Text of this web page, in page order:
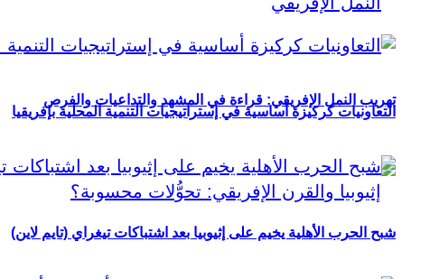
تهريب النمل الإفريقي: قراءة في المشهد والتداعيات والفرص
التعاونيات كركيزة أساسية في إستراتيجيات التنمية المحلية بإفريقيا
شبح الحرب الأهلية يخيم على إثيوبيا بعد اشتباكات تيغراي (تايم لاين)